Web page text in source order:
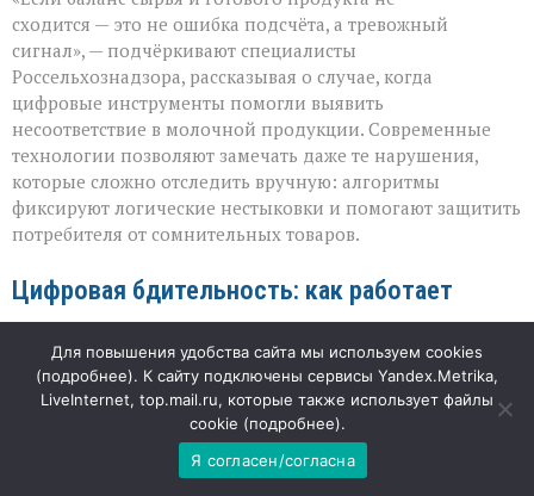
не
система
ловит
нарушения
в
молоке»
сходится — это не ошибка подсчёта, а тревожный
сигнал», — подчёркивают специалисты
Россельхознадзора, рассказывая о случае, когда
цифровые инструменты помогли выявить
несоответствие в молочной продукции. Современные
технологии позволяют замечать даже те нарушения,
которые сложно отследить вручную: алгоритмы
фиксируют логические нестыковки и помогают защитить
потребителя от сомнительных товаров.
Цифровая бдительность: как работает
контроль
На помощь инспекторам пришёл электронный надзор:
аналитические модули системы «Меркурий» в связке с
искусственным интеллектом обрабатывают данные о
движении сырья и готовой продукции. В этот раз
Для повышения удобства сайта мы используем cookies
(подробнее). К сайту подключены сервисы Yandex.Metrika,
LiveInternet, top.mail.ru, которые также использует файлы
cookie (подробнее).
Я согласен/согласна